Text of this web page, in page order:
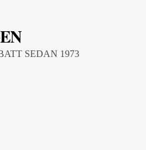
SEDAN 1973